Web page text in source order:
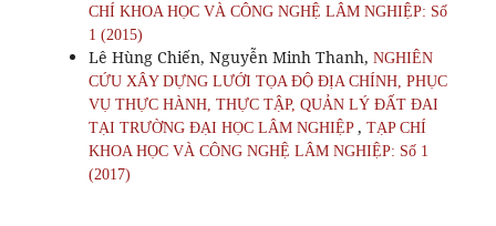
CHÍ KHOA HỌC VÀ CÔNG NGHỆ LÂM NGHIỆP: Số
1 (2015)
Lê Hùng Chiến, Nguyễn Minh Thanh, NGHIÊN
CỨU XÂY DỰNG LƯỚI TỌA ĐỘ ĐỊA CHÍNH, PHỤC
VỤ THỰC HÀNH, THỰC TẬP, QUẢN LÝ ĐẤT ĐAI
TẠI TRƯỜNG ĐẠI HỌC LÂM NGHIỆP , TẠP CHÍ
KHOA HỌC VÀ CÔNG NGHỆ LÂM NGHIỆP: Số 1
(2017)